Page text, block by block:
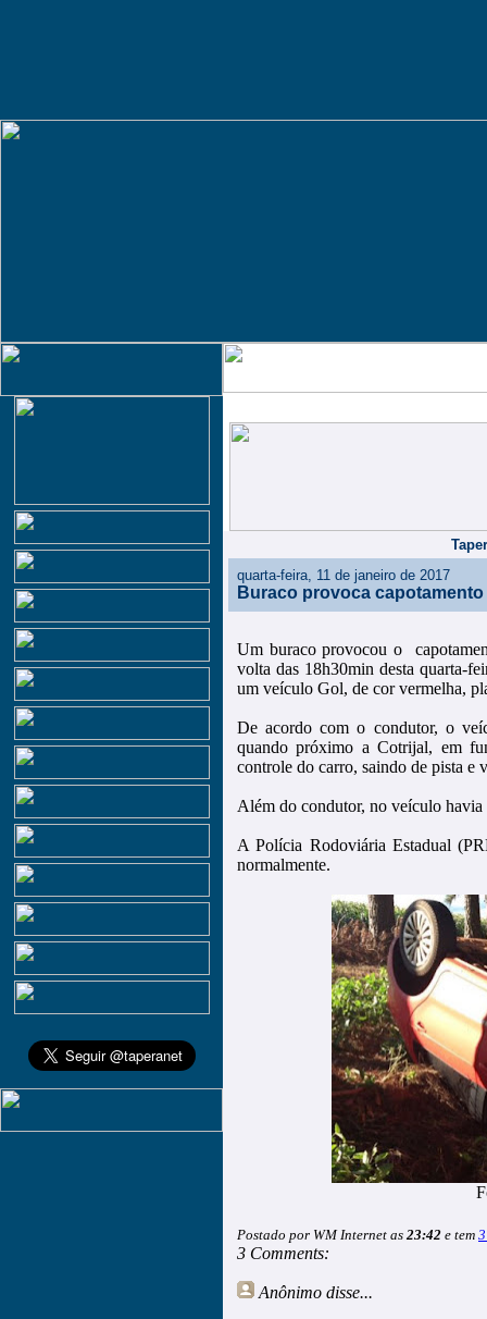
quarta-feira, 11 de janeiro de 2017
Buraco provoca
Um buraco provocou o
volta das 18h30min desta quarta-
um veículo Gol, de cor vermelha,
De acordo com o condutor, o
quando próximo a Cotrijal, em
controle do carro, saindo de pista e
Além do condutor, no veículo havia
A Polícia Rodoviária Estadual
normalmente.
Postado por WM Internet as 23:42 e tem
3 Comments:
Anônimo disse...